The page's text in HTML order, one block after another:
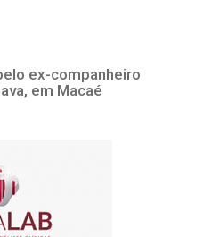
ex-companheiro
em Macaé